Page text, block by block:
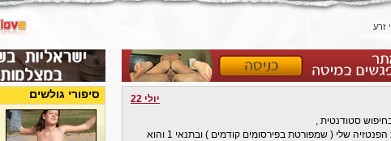
זרע
יולי 22
סטודנטית ,
הפעם פנה אלי זוג נשוי שהיה מוכן לממש את הפנטזיה שלי ( שמפורטת בפירסומים קודמים ) ובתנאי 1 והוא
סיפורי גולשים